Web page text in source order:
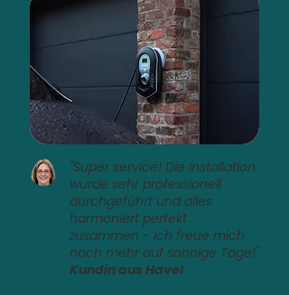
"Super service! Die Installation
wurde sehr professionell
durchgeführt und alles
harmoniert perfekt
zusammen - Ich freue mich
noch mehr auf sonnige Tage!"
Kundin aus Havel